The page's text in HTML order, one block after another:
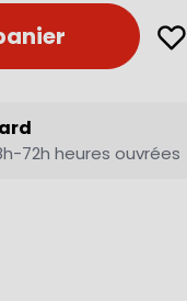
72h heures ouvrées